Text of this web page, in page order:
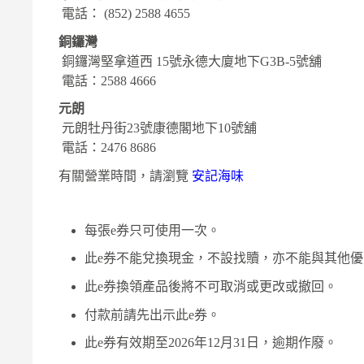
電話：
(852) 2588 4655
銅鑼灣
銅鑼灣堅拿道西 15號永德大廈地下G3B-5號舖
電話： 2588 4666
元朗
元朗牡丹街23號康德閣地下10號舖
電話： 2476 8686
有關營業時間，請瀏覽 安記海味
每張e券只可使用一次。
此e券不能兌換現金，不設找贖，亦不能與其他優
此e券換領產品後將不可取消或更改或撤回。
付款前請先出示此e券。
此e券有效期至2026年12月 31 日，逾期作廢。